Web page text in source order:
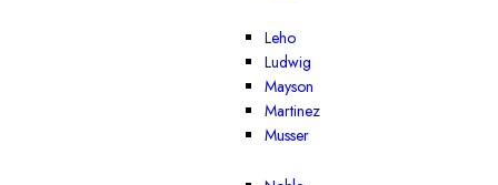
Leho
Ludwig
Mayson
Martinez
Musser